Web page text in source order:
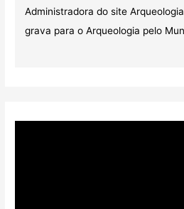
Administradora do site
grava para o Arqueologia pelo